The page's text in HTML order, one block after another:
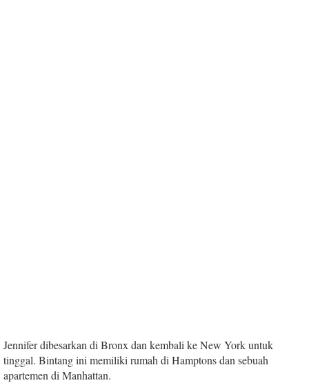
Jennifer dibesarkan di Bronx dan kembali ke New York untuk
tinggal. Bintang ini memiliki rumah di Hamptons dan sebuah
apartemen di Manhattan.